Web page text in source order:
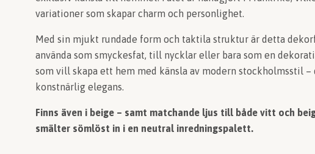
variationer som skapar charm och personlighet.
Med sin mjukt rundade form och taktila struktur är detta
använda som smyckesfat, till nycklar eller bara som en
som vill skapa ett hem med känsla av modern stockholmsstil
konstnärlig elegans.
Finns även i beige – samt matchande ljus till både vitt och
smälter sömlöst in i en neutral inredningspalett.